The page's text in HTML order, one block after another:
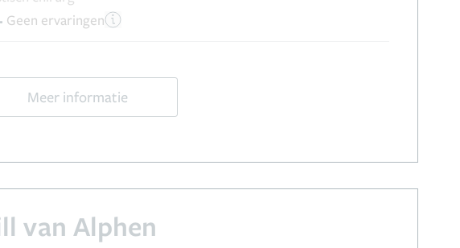
Geen ervaringen
Meer informatie
van Alphen